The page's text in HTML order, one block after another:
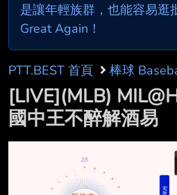
是讓年輕族群，也能容易逛
Great Again！
PTT.BEST 首頁 棒球
[LIVE](MLB)
國中王不醉解酒易